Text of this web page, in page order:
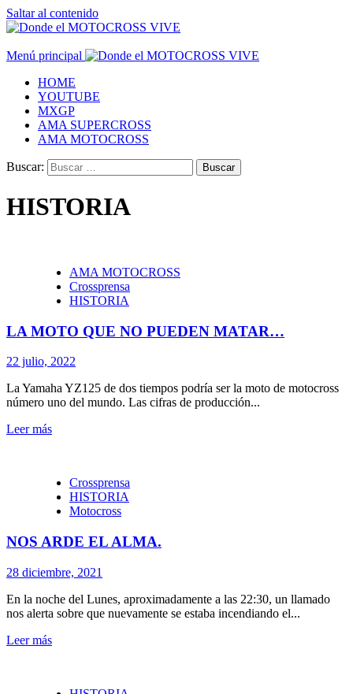
Saltar al contenido
Menú principal
HOME
YOUTUBE
MXGP
AMA SUPERCROSS
AMA MOTOCROSS
Buscar:
HISTORIA
AMA MOTOCROSS
Crossprensa
HISTORIA
LA MOTO QUE NO PUEDEN MATAR…
22 julio, 2022
La Yamaha YZ125 de dos tiempos podría ser la moto de motocross
número uno del mundo. Las cifras de producción...
Leer más
Crossprensa
HISTORIA
Motocross
NOS ARDE EL ALMA.
28 diciembre, 2021
En la noche del Lunes, aproximadamente a las 22:30, un llamado
nos alerta sobre que nuevamente se estaba incendiando el...
Leer más